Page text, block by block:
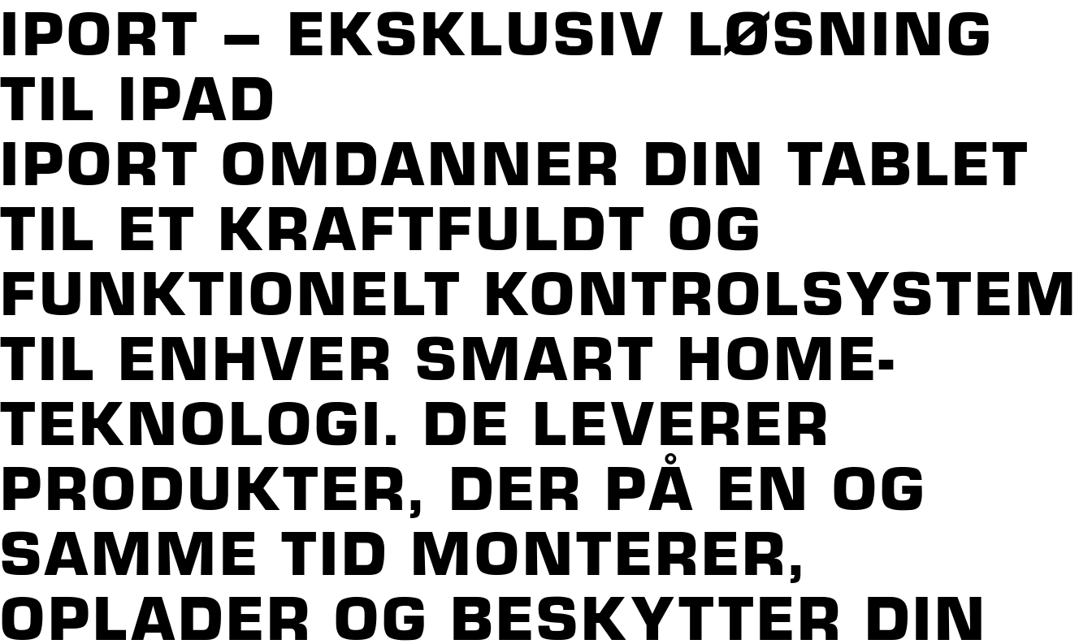
IPORT – EKSKLUSIV LØSNING
TIL IPAD
IPORT OMDANNER DIN TABLET
TIL ET KRAFTFULDT OG
FUNKTIONELT KONTROLSYSTEM
TIL ENHVER SMART HOME-
TEKNOLOGI. DE LEVERER
PRODUKTER, DER PÅ EN OG
SAMME TID MONTERER,
OPLADER OG BESKYTTER DIN